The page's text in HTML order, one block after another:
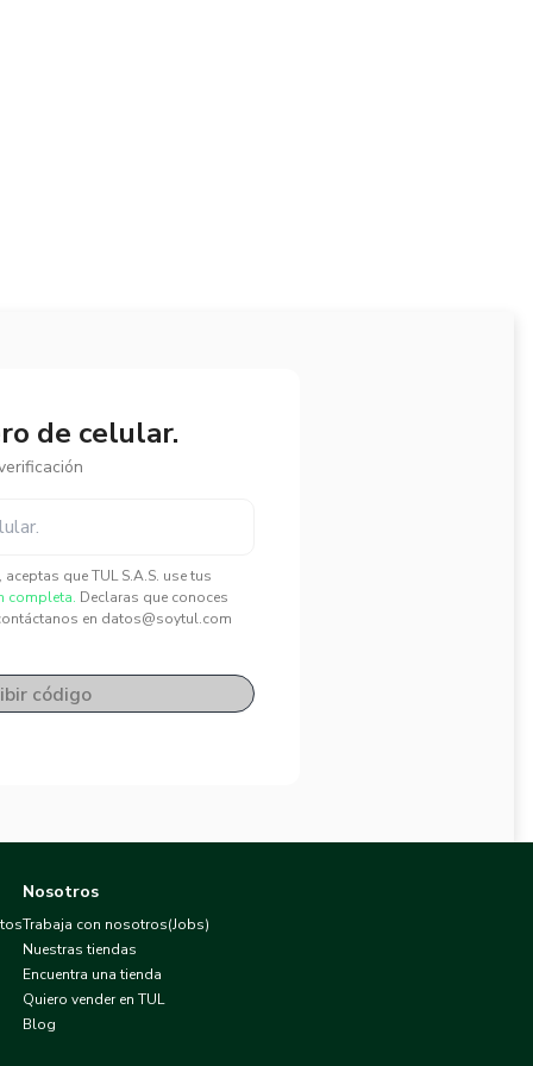
de celular.
que TUL S.A.S. use tus
completa. Declaras que conoces
en datos@soytul.com
código
Nosotros
Trabaja con nosotros(Jobs)
Nuestras tiendas
Encuentra una tienda
Quiero vender en TUL
Blog